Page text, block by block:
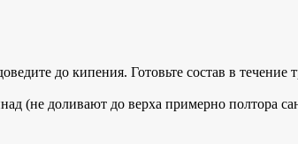
до кипения. Готовьте состав в течение
(не доливают до верха примерно полтора